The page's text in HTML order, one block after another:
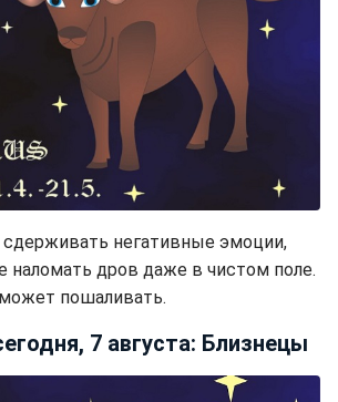
сдерживать негативные эмоции,
наломать дров даже в чистом поле.
пошаливать.
7 августа: Близнецы